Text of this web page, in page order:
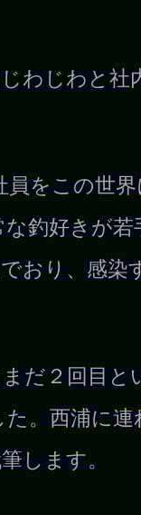
わじわと社
員をこの世
釣好きが
おり、感染
だ２回目と
。西浦に
します。